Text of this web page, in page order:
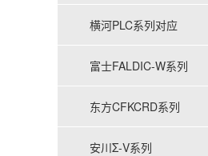
横河PLC系列对应
富士FALDIC-W系列
东方CFKCRD系列
安川Σ-V系列